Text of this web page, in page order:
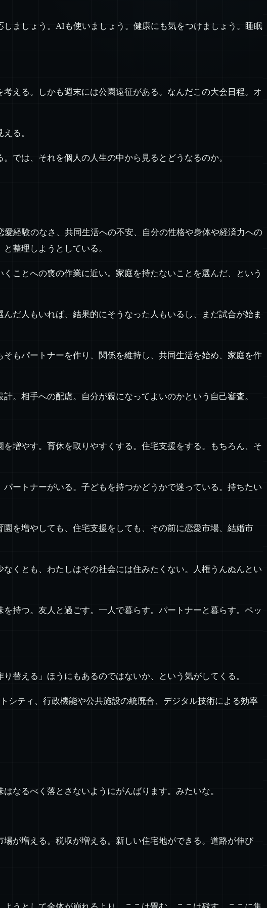
ましょう。AIも使いましょう。健康にも気をつけましょう。睡眠
える。しかも週末には公園遠征がある。なんだこの大会日程。オ
る。
では、それを個人の人生の中から見るとどうなるのか。
経験のなさ、共同生活への不安、自分の性格や身体や経済力への
整理しようとしている。
ことへの喪の作業に近い。家庭を持たないことを選んだ、という
だ人もいれば、結果的にそうなった人もいるし、まだ試合が始ま
もパートナーを作り、関係を維持し、共同生活を始め、家庭を作
。相手への配慮。自分が親になってよいのかという自己審査。
増やす。育休を取りやすくする。住宅支援をする。もちろん、そ
ートナーがいる。子どもを持つかどうかで迷っている。持ちたい
を増やしても、住宅支援をしても、その前に恋愛市場、結婚市
くとも、わたしはその社会には住みたくない。人権うんぬんとい
持つ。友人と過ごす。一人で暮らす。パートナーと暮らす。ペッ
替える」ほうにもあるのではないか、という気がしてくる。
シティ、行政機能や公共施設の統廃合、デジタル技術による効率
なるべく落とさないようにがんばります。みたいな。
が増える。税収が増える。新しい住宅地ができる。道路が伸び